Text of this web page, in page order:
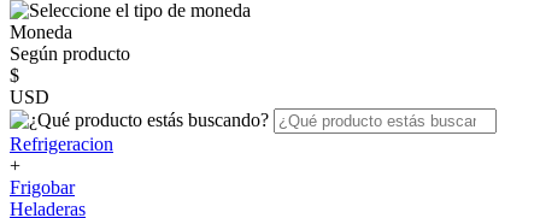
Moneda
Según producto
$
USD
Refrigeracion
+
Frigobar
Heladeras